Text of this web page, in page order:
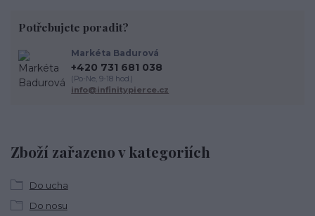
Zboží zařazeno v kategoriích
Do ucha
Do nosu
Potřebujete poradit?
Markéta Badurová
+420 731 681 038
(Po-Ne, 9-18 hod.)
info@infinitypierce.cz